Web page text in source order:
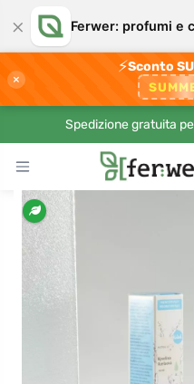
× Ferwer: profumi e
×
⚡Sconto
Spedizione gratuita